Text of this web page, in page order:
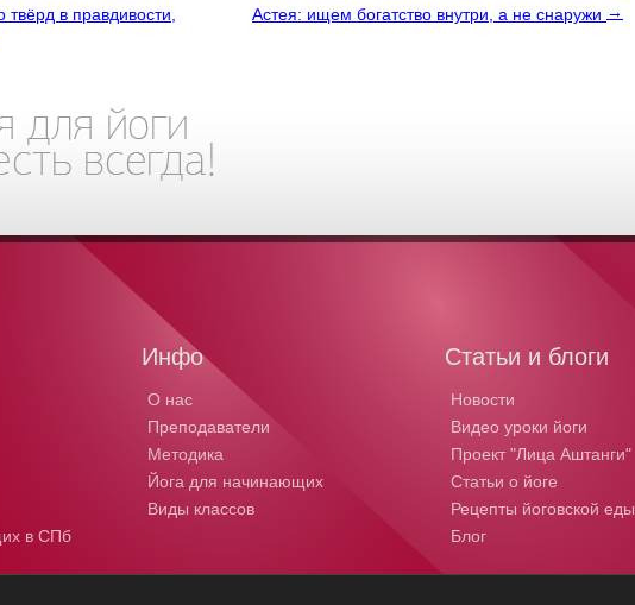
твёрд в правдивости,
Астея: ищем богатство внутри, а не снаружи →
в СПб
Инфо
О нас
Преподаватели
Методика
Йога для начинающих
Виды классов
Статьи и блоги
Новости
Видео уроки йоги
Проект "Лица Аштанги"
Статьи о йоге
Рецепты йоговской еды
Блог